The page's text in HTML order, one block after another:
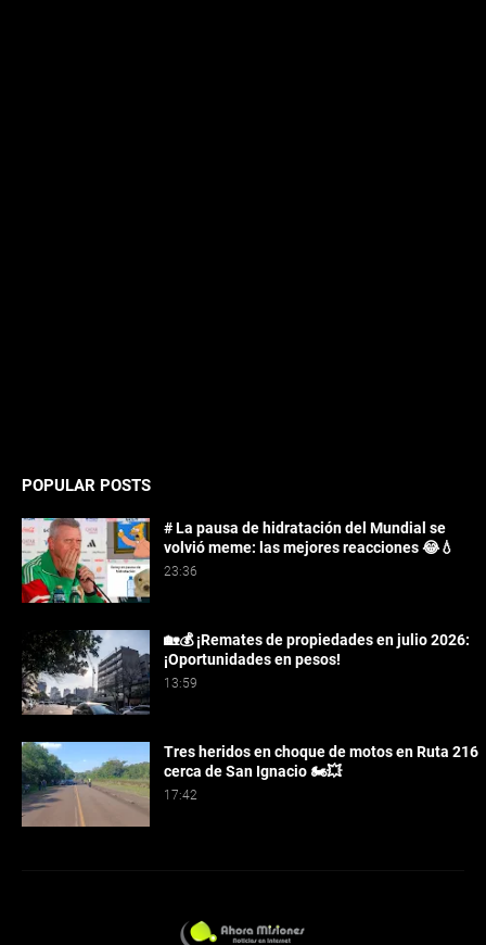
POPULAR POSTS
# La pausa de hidratación del Mundial se
volvió meme: las mejores reacciones 😂💧
23:36
🏡💰 ¡Remates de propiedades en julio 2026:
¡Oportunidades en pesos!
13:59
Tres heridos en choque de motos en Ruta 216
cerca de San Ignacio 🏍️💥
17:42